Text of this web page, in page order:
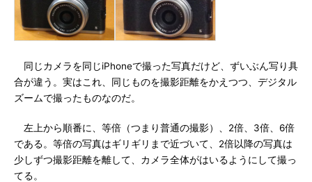
同じカメラを同じiPhoneで撮った写真だけど、ずいぶん写り具
合が違う。実はこれ、同じものを撮影距離をかえつつ、デジタル
ズームで撮ったものなのだ。
左上から順番に、等倍（つまり普通の撮影）、2倍、3倍、6倍
である。等倍の写真はギリギリまで近づいて、2倍以降の写真は
少しずつ撮影距離を離して、カメラ全体がはいるようにして撮っ
てる。